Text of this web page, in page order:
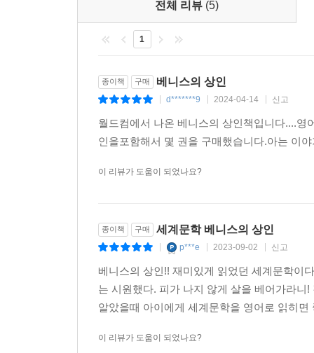
전체 리뷰 (5)
1
종이책 구매 베니스의 상인
d*******9 2024-04-14 신고
월드컴에서 나온 베니스의 상인책입니다....
인을포함해서 몇 권을 구매했습니다.아는 이
이 리뷰가 도움이 되었나요?
종이책 구매 세계문학 베니스의 상인
p***e 2023-09-02 신고
베니스의 상인!! 재미있게 읽었던 세계문학이
는 시원했다. 피가 나지 않게 살을 베어가라
알았을때 아이에게 세계문학을 영어로 읽히
이 리뷰가 도움이 되었나요?